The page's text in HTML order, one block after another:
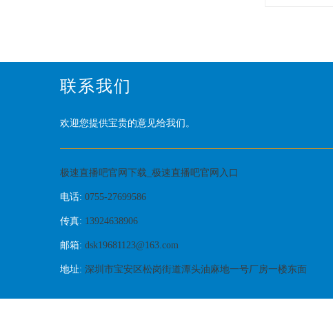
联系我们
欢迎您提供宝贵的意见给我们。
极速直播吧官网下载_极速直播吧官网入口
电话: 0755-27699586
传真: 13924638906
邮箱: dsk19681123@163.com
地址: 深圳市宝安区松岗街道潭头油麻地一号厂房一楼东面